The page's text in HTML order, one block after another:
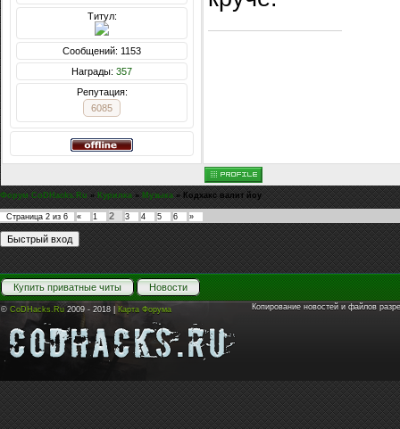
Титул:
Сообщений: 1153
Награды: 357
Репутация:
6085
Форум CoDHacks.Ru » Курилка » Музыка » Кодхакс валит йоу
Страница 2 из 6 « 1 2 3 4 5 6 »
Купить приватные читы Новости
© CoDHacks.Ru 2009 - 2018 | Карта Форума Копирование новостей и файлов